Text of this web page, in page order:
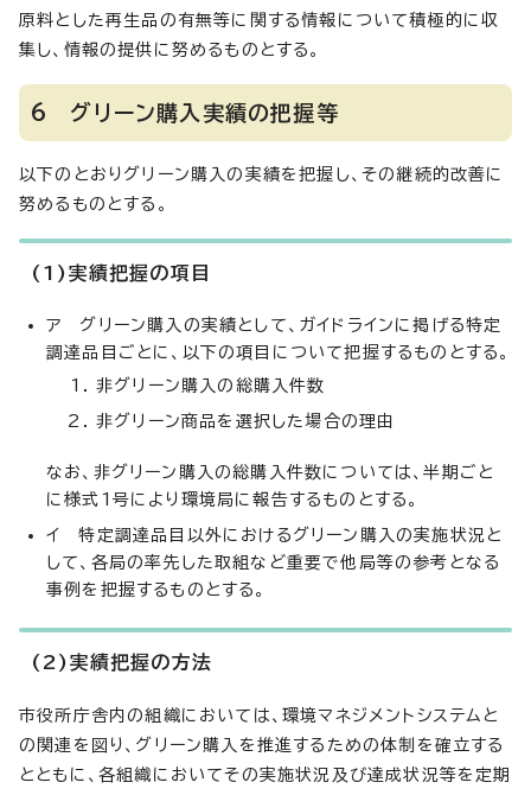
原料とした再生品の有無等に関する情報について積極的に収
集し、情報の提供に努めるものとする。
6 グリーン購入実績の把握等
以下のとおりグリーン購入の実績を把握し、その継続的改善に
努めるものとする。
(1)実績把握の項目
ア グリーン購入の実績として、ガイドラインに掲げる特定
調達品目ごとに、以下の項目について把握するものとする。
非グリーン購入の総購入件数
非グリーン商品を選択した場合の理由
なお、非グリーン購入の総購入件数については、半期ごと
に様式1号により環境局に報告するものとする。
イ 特定調達品目以外におけるグリーン購入の実施状況と
して、各局の率先した取組など重要で他局等の参考となる
事例を把握するものとする。
(2)実績把握の方法
市役所庁舎内の組織においては、環境マネジメントシステムと
の関連を図り、グリーン購入を推進するための体制を確立する
とともに、各組織においてその実施状況及び達成状況等を定期